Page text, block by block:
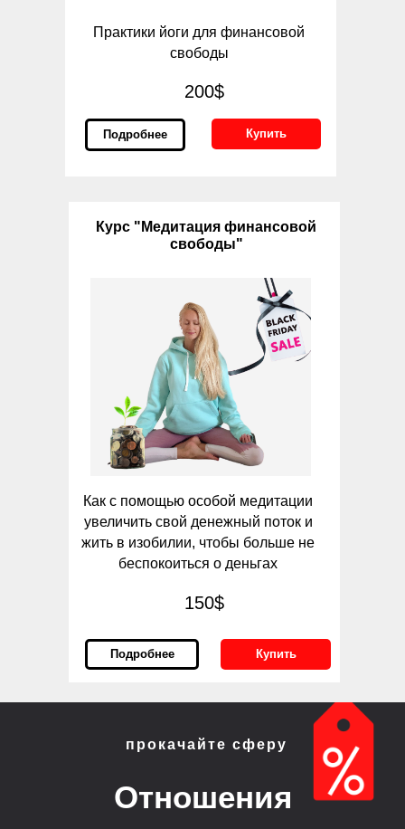
Практики йоги для финансовой
свободы
Курс "Медитация финансовой
свободы"
Подробнее
200$
150$
Купить
Подробнее Купить
Как с помощью особой медитации
увеличить свой денежный поток и
жить в изобилии, чтобы больше не
беспокоиться о деньгах
Отношения
прокачайте сферу